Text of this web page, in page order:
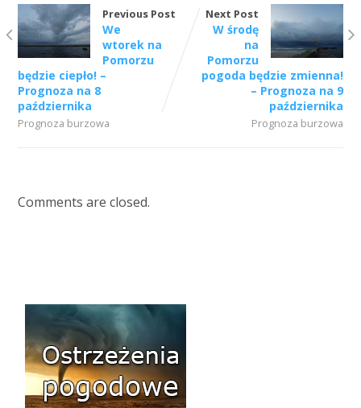
Previous Post
We
wtorek na
Pomorzu
będzie ciepło! –
Prognoza na 8
października
Prognoza burzowa
Next Post
W środę
na
Pomorzu
pogoda będzie zmienna!
– Prognoza na 9
października
Prognoza burzowa
Comments are closed.